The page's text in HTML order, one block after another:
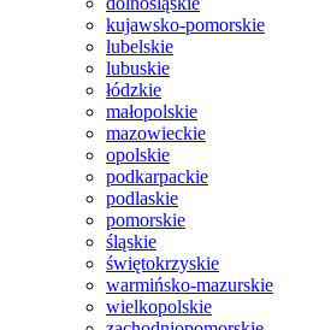
kujawsko-pomorskie
lubelskie
lubuskie
łódzkie
małopolskie
mazowieckie
opolskie
podkarpackie
podlaskie
pomorskie
śląskie
świętokrzyskie
warmińsko-mazurskie
wielkopolskie